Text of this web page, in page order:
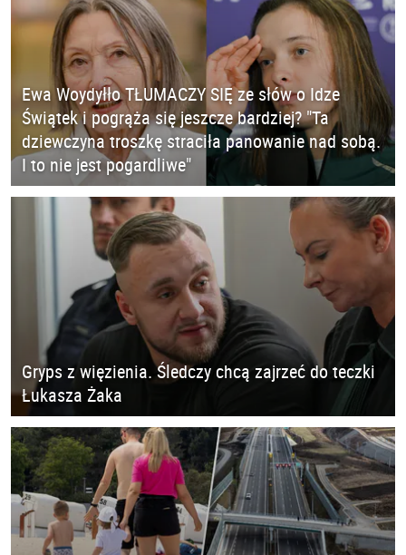
Ewa Woydyłło TŁUMACZY SIĘ ze słów o Idze
Świątek i pogrąża się jeszcze bardziej? "Ta
dziewczyna troszkę straciła panowanie nad sobą.
I to nie jest pogardliwe"
Gryps z więzienia. Śledczy chcą zajrzeć do teczki
Łukasza Żaka